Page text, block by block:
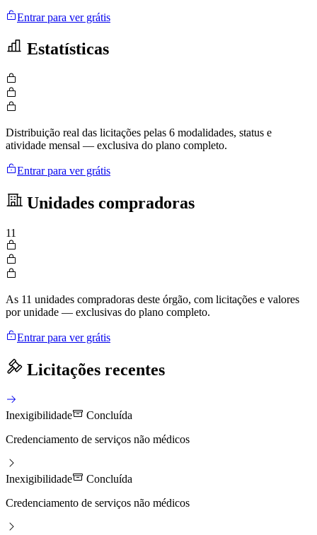
Entrar para ver grátis
Estatísticas
Distribuição real das licitações pelas 6 modalidades, status e
atividade mensal — exclusiva do plano completo.
Entrar para ver grátis
Unidades compradoras
11
As 11 unidades compradoras deste órgão, com licitações e valores
por unidade — exclusivas do plano completo.
Entrar para ver grátis
Licitações recentes
Inexigibilidade
Concluída
Credenciamento de serviços não médicos
Inexigibilidade
Concluída
Credenciamento de serviços não médicos